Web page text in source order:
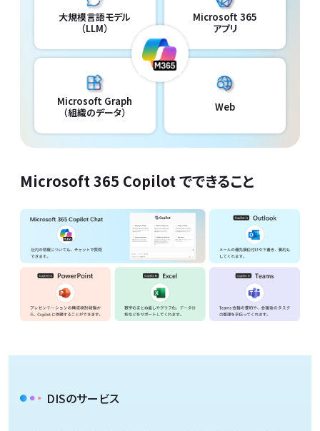
大規模言語モデル
（LLM）
Microsoft 365
アプリ
Microsoft Graph
（組織のデータ）
Web
Microsoft 365 Copilot でできること
DISのサービス